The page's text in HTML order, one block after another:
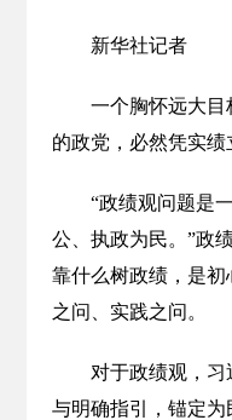
新华社记者
一个胸怀远大目
的政党，必然凭实绩
“政绩观问题是
公、执政为民。”政
靠什么树政绩，是
之问、实践之问。
对于政绩观，
与明确指引，锚定